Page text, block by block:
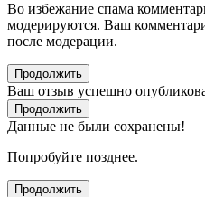
Во избежание спама
модерируются. Ваш
после модерации.
Продолжить
Ваш отзыв успешно
Продолжить
Данные не были сохранены!
Попробуйте позднее.
Продолжить